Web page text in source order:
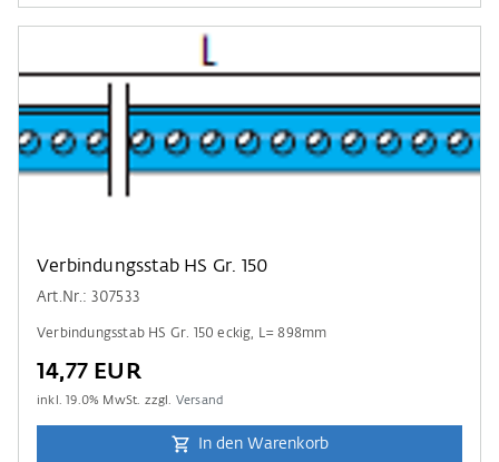
Verbindungsstab HS Gr. 150
Art.Nr.: 307533
Verbindungsstab HS Gr. 150 eckig, L= 898mm
14,77 EUR
inkl.19.0% MwSt. zzgl. Versand
In den Warenkorb